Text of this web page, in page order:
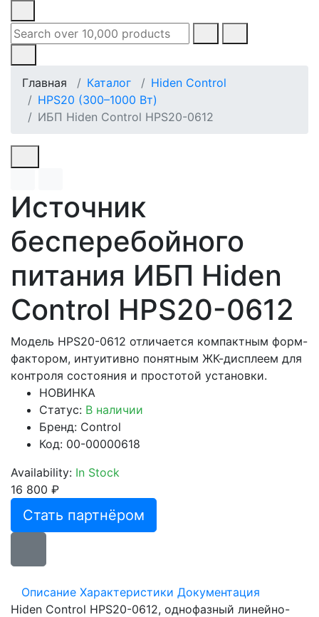
Главная Каталог
Hiden Control
HPS20 (300–1000 Вт)
ИБП Hiden Control HPS20-0612
Источник
бесперебойного
питания ИБП Hiden
Control HPS20-0612
Модель HPS20-0612 отличается компактным форм-
фактором, интуитивно понятным ЖК-дисплеем для
контроля состояния и простотой установки.
НОВИНКА
Статус: В наличии
Бренд: Control
Код: 00-00000618
Availability: In Stock
16 800 ₽
Стать партнёром
Описание Характеристики Документация
Hiden Control HPS20-0612, однофазный линейно-